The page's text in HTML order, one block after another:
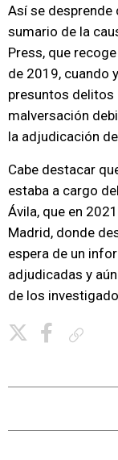
Así se desprende
sumario de la
Press, que
de 2019, cuando
presuntos
malversación
la adjudicación
Cabe destacar
estaba a cargo
Ávila, que en
Madrid, donde
espera de un
adjudicadas y
de los